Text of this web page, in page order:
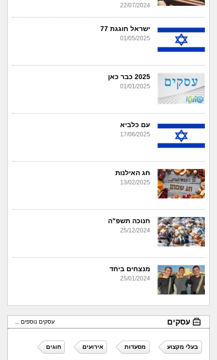
22/07/2024
ישראל חוגגת 77
01/05/2025
2025 כבר כאן
01/01/2025
עם כלביא
17/06/2025
חג האילנות
13/02/2025
חנוכה תשפ"ה
25/12/2024
מנצחים ביחד
25/01/2024
עסקים עסקים נוספים ...
בעלי מקצוע מסעדות אירועים חוגים